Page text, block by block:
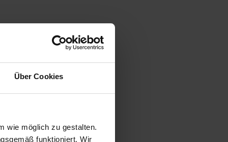
Über Cookies
wie möglich zu gestalten.
funktioniert. Wir